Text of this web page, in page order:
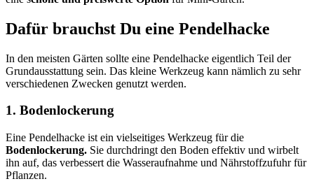
Dafür brauchst Du eine Pendelhacke
In den meisten Gärten sollte eine Pendelhacke eigentlich Teil der
Grundausstattung sein. Das kleine Werkzeug kann nämlich zu sehr
verschiedenen Zwecken genutzt werden.
1. Bodenlockerung
Eine Pendelhacke ist ein vielseitiges Werkzeug für die
Bodenlockerung. Sie durchdringt den Boden effektiv und wirbelt
ihn auf, das verbessert die Wasseraufnahme und Nährstoffzufuhr für
Pflanzen.